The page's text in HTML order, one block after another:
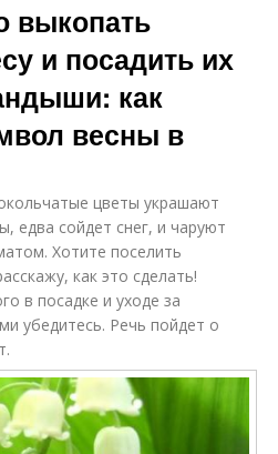
выкопать
и посадить их
как
весны в
цветы украшают
едва сойдет снег, и чаруют
Хотите поселить
как это сделать!
в посадке и уходе за
убедитесь. Речь пойдет о